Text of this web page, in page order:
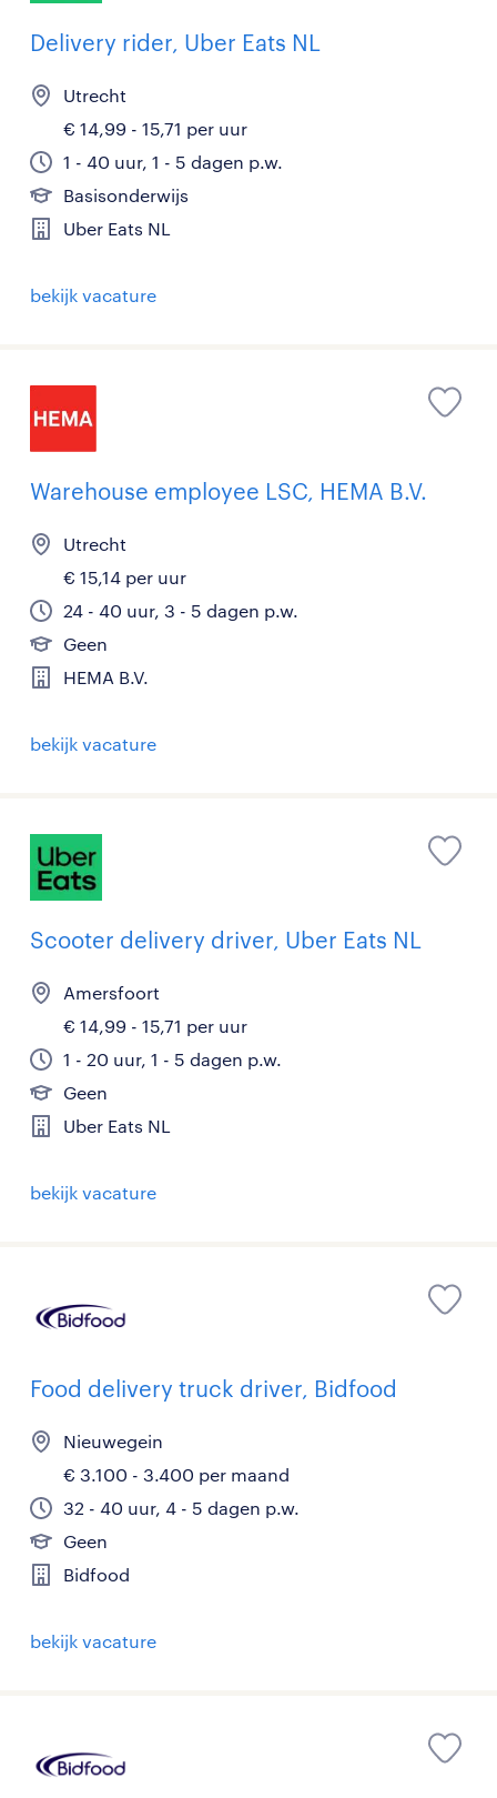
Delivery rider, Uber Eats NL
Utrecht
€ 14,99 - 15,71 per uur
1 - 40 uur, 1 - 5 dagen p.w.
Basisonderwijs
Uber Eats NL
bekijk vacature
Warehouse employee LSC, HEMA B.V.
Utrecht
€ 15,14 per uur
24 - 40 uur, 3 - 5 dagen p.w.
Geen
HEMA B.V.
bekijk vacature
Scooter delivery driver, Uber Eats NL
Amersfoort
€ 14,99 - 15,71 per uur
1 - 20 uur, 1 - 5 dagen p.w.
Geen
Uber Eats NL
bekijk vacature
Food delivery truck driver, Bidfood
Nieuwegein
€ 3.100 - 3.400 per maand
32 - 40 uur, 4 - 5 dagen p.w.
Geen
Bidfood
bekijk vacature